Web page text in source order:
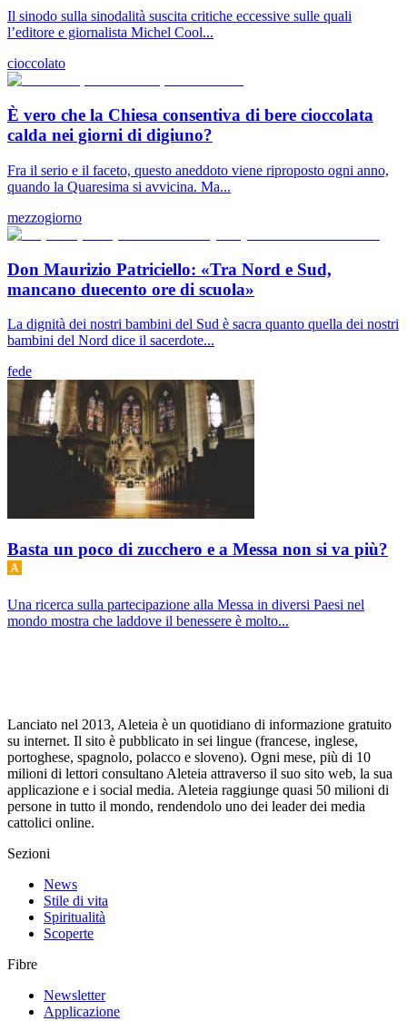
Il sinodo sulla sinodalità suscita critiche eccessive sulle quali
l’editore e giornalista Michel Cool...
cioccolato
È vero che la Chiesa consentiva di bere cioccolata
calda nei giorni di digiuno?
Fra il serio e il faceto, questo aneddoto viene riproposto ogni anno,
quando la Quaresima si avvicina. Ma...
mezzogiorno
Don Maurizio Patriciello: «Tra Nord e Sud,
mancano duecento ore di scuola»
La dignità dei nostri bambini del Sud è sacra quanto quella dei nostri
bambini del Nord dice il sacerdote...
fede
Basta un poco di zucchero e a Messa non si va più?
Una ricerca sulla partecipazione alla Messa in diversi Paesi nel
mondo mostra che laddove il benessere è molto...
Lanciato nel 2013, Aleteia è un quotidiano di informazione gratuito
su internet. Il sito è pubblicato in sei lingue (francese, inglese,
portoghese, spagnolo, polacco e sloveno). Ogni mese, più di 10
milioni di lettori consultano Aleteia attraverso il suo sito web, la sua
applicazione e i social media. Aleteia raggiunge quasi 50 milioni di
persone in tutto il mondo, rendendolo uno dei leader dei media
cattolici online.
Sezioni
News
Stile di vita
Spiritualità
Scoperte
Fibre
Newsletter
Applicazione